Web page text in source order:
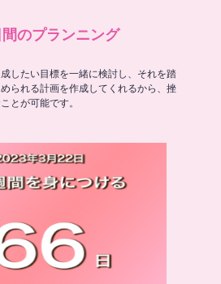
のプランニング
したい目標を一緒に検討し、それを踏
られる計画を作成してくれるから、挫
とが可能です。